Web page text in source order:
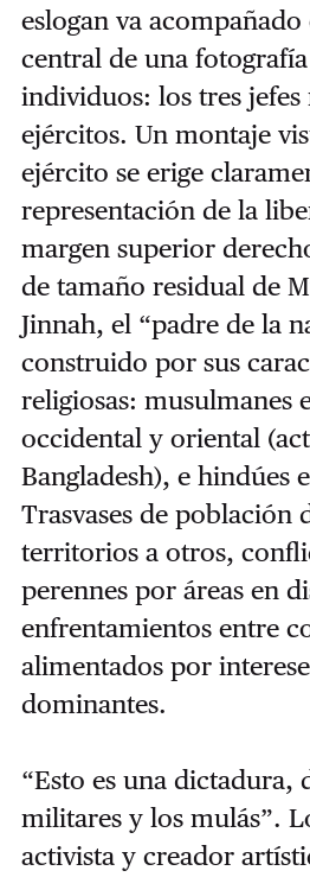
eslogan va
central de una
individuos: los tres jefes
ejércitos. Un montaje
ejército se erige
representación de la
margen superior
de tamaño residual de
Jinnah, el “padre de la
construido por sus
religiosas: musulmanes
occidental y oriental
Bangladesh), e hindúes
Trasvases de población
territorios a otros,
perennes por áreas en
enfrentamientos entre
alimentados por
dominantes.
“Esto es una dictadura,
militares y los mulás”.
activista y creador